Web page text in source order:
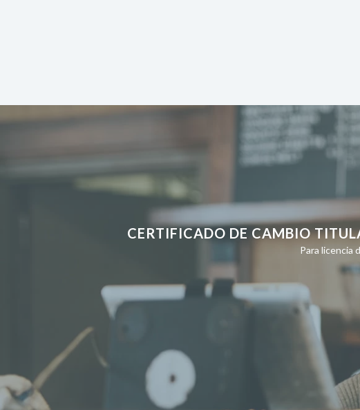
CERTIFICADO DE CAMBIO
Para licencia
No